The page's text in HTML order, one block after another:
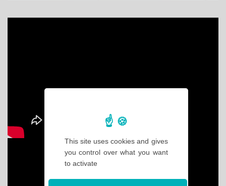
This site uses cookies and gives
you control over what you want
to activate